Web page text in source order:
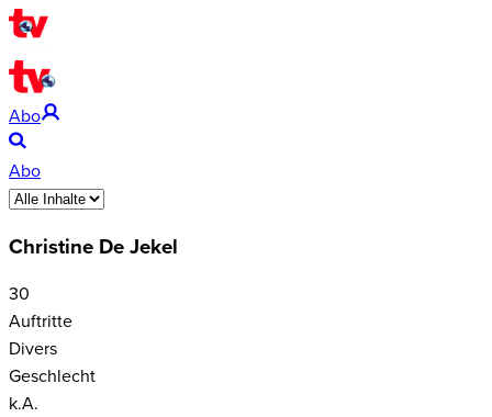
Abo
Abo
Christine De Jekel
30
Auftritte
Divers
Geschlecht
k.A.